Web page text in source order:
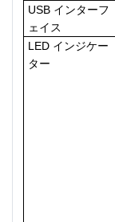
USB インターフ
ェイス
LED インジケー
ター